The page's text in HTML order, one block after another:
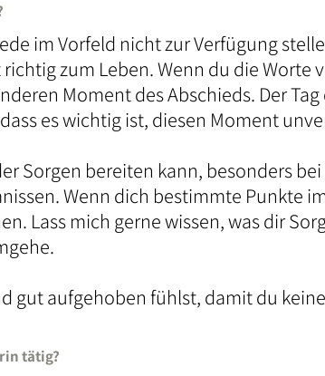
im Vorfeld nicht zur Verfügung
zum Leben. Wenn du die
Moment des Abschieds. Der
es wichtig ist, diesen Moment
Sorgen bereiten kann, besonders
Wenn dich bestimmte Punkte
Lass mich gerne wissen, was dir
gut aufgehoben fühlst, damit du
tätig?